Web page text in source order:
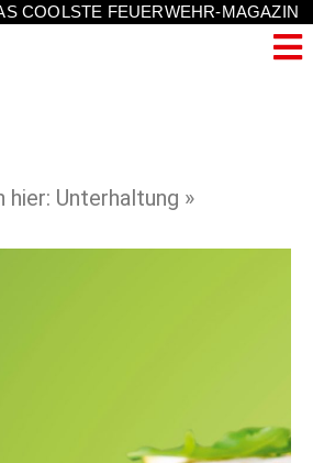
COOLSTE FEUERWEHR-MAGAZIN
hier: Unterhaltung »